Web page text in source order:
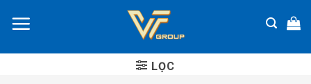
đến
dung
LỌC